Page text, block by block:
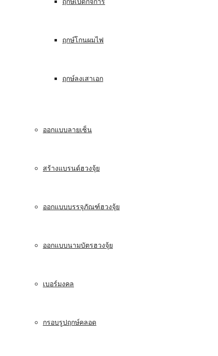
ฤกษ์เปิดกิจการ
ฤกษ์โกนผมไฟ
ฤกษ์ลงเสาเอก
ออกแบบลายเซ็น
สร้างแบรนด์ฮวงจุ้ย
ออกแบบบรรจุภัณฑ์ฮวงจุ้ย
ออกแบบนามบัตรฮวงจุ้ย
เบอร์มงคล
กรอบรูปฤกษ์คลอด